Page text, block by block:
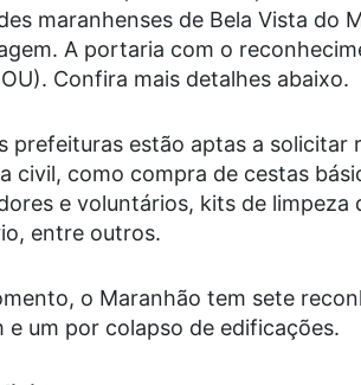
maranhenses de Bela Vista do
A portaria com o
Confira mais detalhes abaixo.
prefeituras estão aptas a solicitar
civil, como compra de cestas
e voluntários, kits de limpeza
entre outros.
o Maranhão tem sete
e um por colapso de edificações.